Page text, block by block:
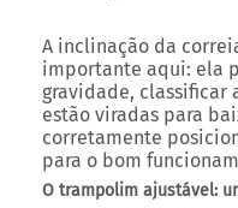
A inclinação da
importante aqui: ela
gravidade, classificar
estão viradas para
corretamente
para o bom
O trampolim ajustável: